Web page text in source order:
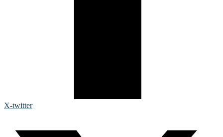
X-twitter